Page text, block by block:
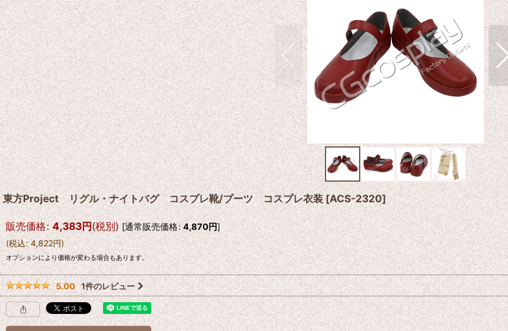
東方Project リグル・ナイトバグ コスプレ靴/ブーツ コスプレ衣装[ACS-2320]
販売価格: 4,383円(税別) [通常販売価格: 4,870円]
(税込: 4,822円)
オプションにより価格が変わる場合もあります。
5.00 1件のレビュー